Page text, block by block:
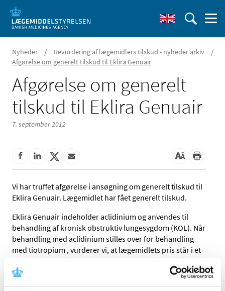
Nyheder / Revurdering af lægemidlers tilskud - nyheder arkiv /
Afgørelse om generelt tilskud til Eklira Genuair
Afgørelse om generelt
tilskud til Eklira Genuair
7. september 2012
Vi har truffet afgørelse i ansøgning om generelt tilskud til
Eklira Genuair. Lægemidlet har fået generelt tilskud.
Eklira Genuair indeholder aclidinium og anvendes til
behandling af kronisk obstruktiv lungesygdom (KOL). Når
behandling med aclidinium stilles over for behandling
med tiotropium , vurderer vi, at lægemidlets pris står i et
rimeligt forhold til dets behandlingsmæssige værdi.
Tilskudsstatus for Eklira Genuair vil blive revurderet i